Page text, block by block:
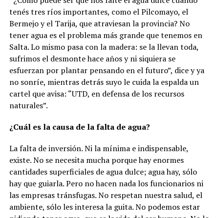
tenés tres ríos importantes, como el Pilcomayo, el
Bermejo y el Tarija, que atraviesan la provincia? No
tener agua es el problema más grande que tenemos en
Salta. Lo mismo pasa con la madera: se la llevan toda,
sufrimos el desmonte hace años y ni siquiera se
esfuerzan por plantar pensando en el futuro”, dice y ya
no sonríe, mientras detrás suyo le cuida la espalda un
cartel que avisa: “UTD, en defensa de los recursos
naturales”.
¿Cuál es la causa de la falta de agua?
La falta de inversión. Ni la mínima e indispensable,
existe. No se necesita mucha porque hay enormes
cantidades superficiales de agua dulce; agua hay, sólo
hay que guiarla. Pero no hacen nada los funcionarios ni
las empresas tránsfugas. No respetan nuestra salud, el
ambiente, sólo les interesa la guita. No podemos estar